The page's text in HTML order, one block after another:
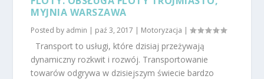
MYJNIA WARSZAWA
Posted by admin | paź 3, 2017 | Motoryzacja |
Transport to usługi, które dzisiaj przeżywają
dynamiczny rozkwit i rozwój. Transportowanie
towarów odgrywa w dzisiejszym świecie bardzo